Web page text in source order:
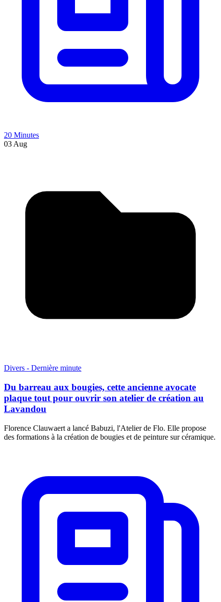
20 Minutes
03 Aug
Divers - Dernière minute
Du barreau aux bougies, cette ancienne avocate
plaque tout pour ouvrir son atelier de création au
Lavandou
Florence Clauwaert a lancé Babuzi, l'Atelier de Flo. Elle propose
des formations à la création de bougies et de peinture sur céramique.